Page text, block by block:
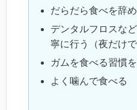
だらだら食べを辞
デンタルフロスな
寧に行う（夜だけで
ガムを食べる習慣
よく噛んで食べる